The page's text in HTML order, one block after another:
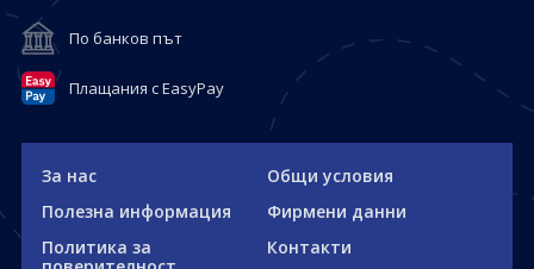
По банков път
Плащания с EasyPay
За нас
Общи условия
Полезна информация
Фирмени данни
Политика за
Контакти